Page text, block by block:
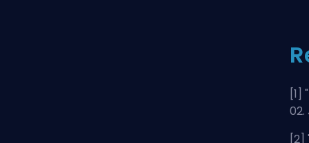
[1] "
02.
[2]